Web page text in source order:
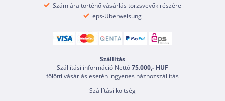
Számlára történő vásárlás törzsvevők részére
eps-Überweisung
Szállítás
Szállítási információ Nettó75.000,- HUF
fölötti vásárlás esetén ingyenes házhozszállítás
Szállítási költség